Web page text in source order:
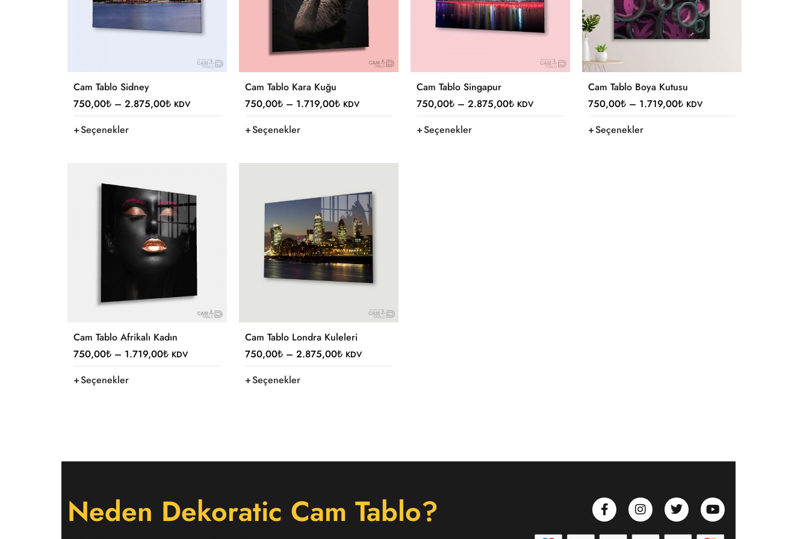
Cam Tablo Sidney
750,00₺ – 2.875,00₺ KDV
Seçenekler
Cam Tablo Kara Kuğu
750,00₺ – 1.719,00₺ KDV
Seçenekler
Cam Tablo Singapur
750,00₺ – 2.875,00₺ KDV
Seçenekler
Cam Tablo Boya Kutusu
750,00₺ – 1.719,00₺ KDV
Seçenekler
Cam Tablo Afrikalı Kadın
750,00₺ – 1.719,00₺ KDV
Seçenekler
Cam Tablo Londra Kuleleri
750,00₺ – 2.875,00₺ KDV
Seçenekler
Neden Dekoratic Cam Tablo?